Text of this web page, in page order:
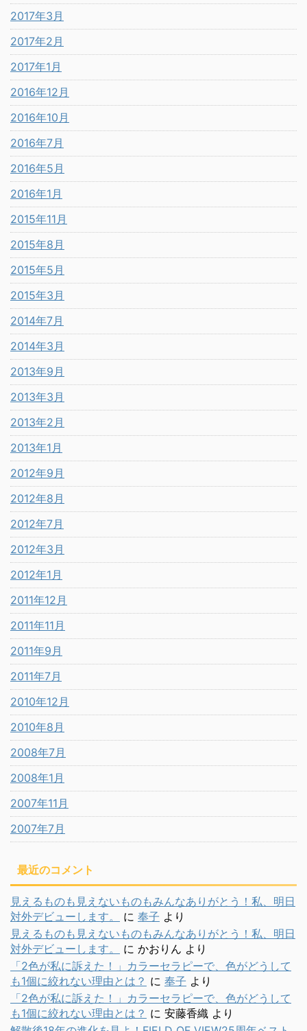
2017年3月
2017年2月
2017年1月
2016年12月
2016年10月
2016年7月
2016年5月
2016年1月
2015年11月
2015年8月
2015年5月
2015年3月
2014年7月
2014年3月
2013年9月
2013年3月
2013年2月
2013年1月
2012年9月
2012年8月
2012年7月
2012年3月
2012年1月
2011年12月
2011年11月
2011年9月
2011年7月
2010年12月
2010年8月
2008年7月
2008年1月
2007年11月
2007年7月
最近のコメント
見えるものも見えないものもみんなありがとう！私、明日
対外デビューします。
に 奉子 より
見えるものも見えないものもみんなありがとう！私、明日
対外デビューします。
に かおりん より
「2色が私に訴えた！」カラーセラピーで、色がどうして
も1個に絞れない理由とは？ に 奉子 より
「2色が私に訴えた！」カラーセラピーで、色がどうして
も1個に絞れない理由とは？ に 安藤香織 より